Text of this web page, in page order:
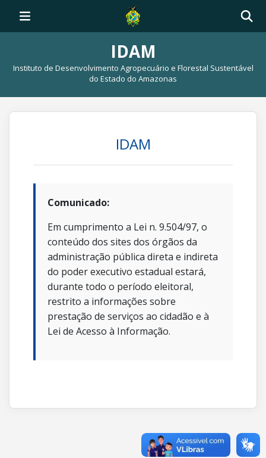
IDAM
Instituto de Desenvolvimento Agropecuário e Florestal Sustentável
do Estado do Amazonas
IDAM
Comunicado:
Em cumprimento a Lei n. 9.504/97, o
conteúdo dos sites dos órgãos da
administração pública direta e indireta
do poder executivo estadual estará,
durante todo o período eleitoral,
restrito a informações sobre
prestação de serviços ao cidadão e à
Lei de Acesso à Informação.